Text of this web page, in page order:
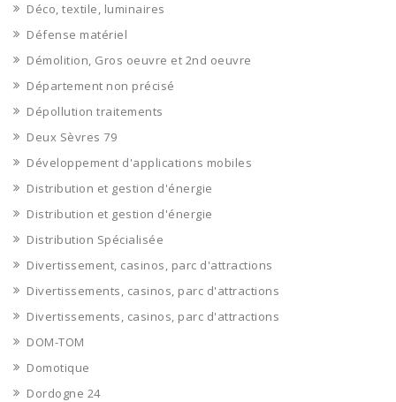
Déco, textile, luminaires
Défense matériel
Démolition, Gros oeuvre et 2nd oeuvre
Département non précisé
Dépollution traitements
Deux Sèvres 79
Développement d'applications mobiles
Distribution et gestion d'énergie
Distribution et gestion d'énergie
Distribution Spécialisée
Divertissement, casinos, parc d'attractions
Divertissements, casinos, parc d'attractions
Divertissements, casinos, parc d'attractions
DOM-TOM
Domotique
Dordogne 24